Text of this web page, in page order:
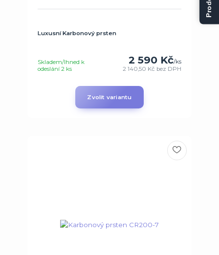
Luxusní Karbonový prsten
2 590 Kč/ks
2 140,50 Kč bez DPH
Skladem/Ihned k
odeslání 2 ks
Zvolit variantu